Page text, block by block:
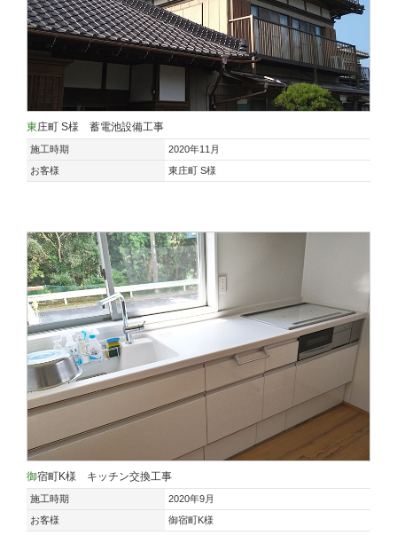
東庄町 S様 蓄電池設備工事
施工時期
2020年11月
お客様
東庄町 S様
御宿町K様 キッチン交換工事
施工時期
2020年9月
お客様
御宿町K様